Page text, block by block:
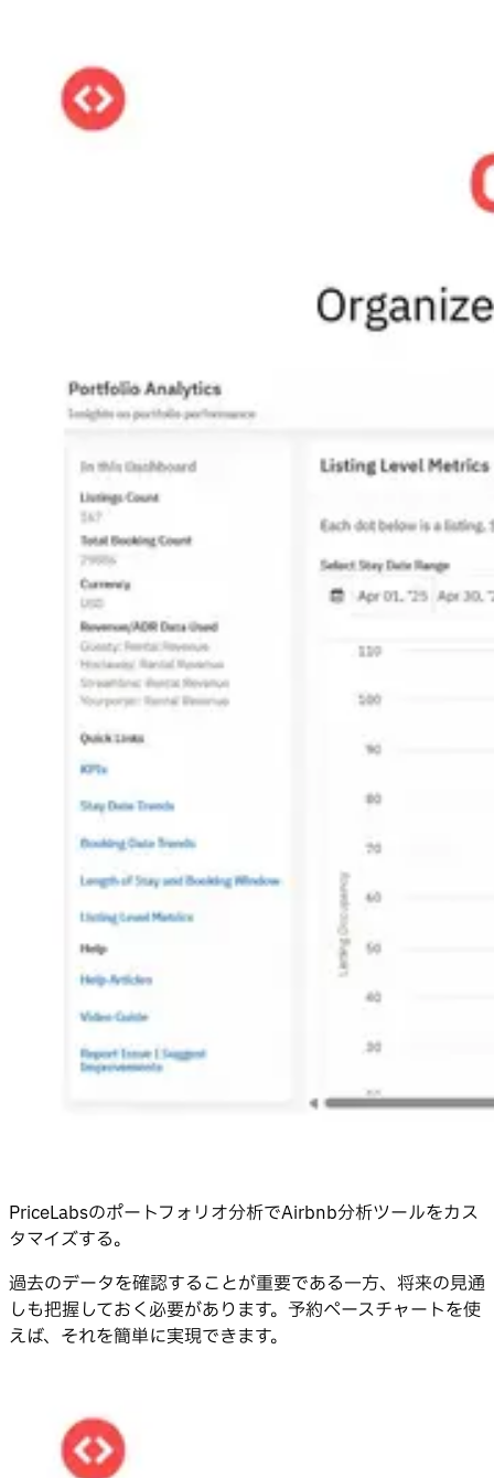
PriceLabsのポートフォリオ分析でAirbnb分析ツールをカス
タマイズする。
過去のデータを確認することが重要である一方、将来の見通
しも把握しておく必要があります。予約ペースチャートを使
えば、それを簡単に実現できます。